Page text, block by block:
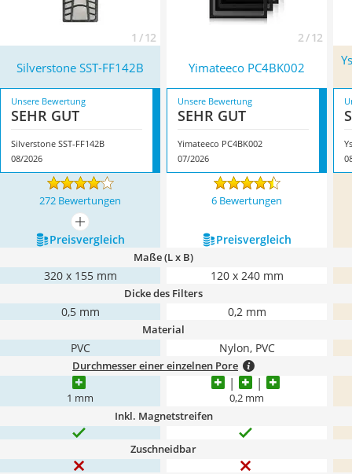
1 / 12 2 / 12
Silverstone SST-FF142B Yimateeco PC4BK002
Unsere Bewertung
SEHR GUT
Silverstone SST-FF142B
08/2026
Unsere Bewertung
SEHR GUT
Yimateeco PC4BK002
07/2026
272 Bewertungen 6 Bewertungen
mehr anzeigen
Preis­vergleich
Preis­vergleich
Maße (L x B)
320 x 155 mm 120 x 240 mm
Dicke des Filters
0,5 mm 0,2 mm
Material
PVC Nylon, PVC
Durchmesser einer einzelnen Pore
1 mm 0,2 mm
Inkl. Magnetstreifen
Zuschneidbar